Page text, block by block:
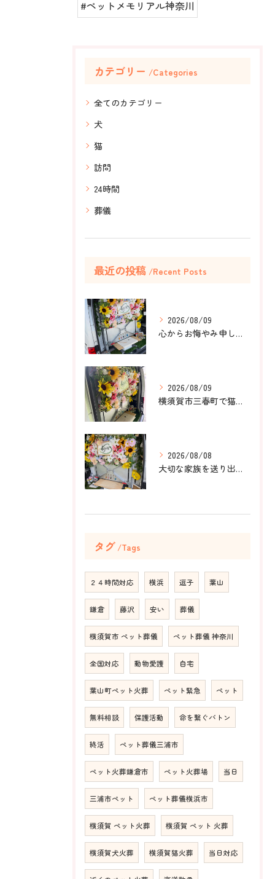
#ペットメモリアル神奈川
カテゴリー Categories
全てのカテゴリー
犬
猫
訪問
24時間
葬儀
最近の投稿 Recent Posts
2026/08/09
心からお悔やみ申し上げます。
2026/08/09
横須賀市三春町で猫ちゃんのペット葬儀、ペット火葬をお手伝いさ...
2026/08/08
大切な家族を送り出すお手伝いをしました。
タグ Tags
２４時間対応 横浜 逗子 葉山
鎌倉 藤沢 安い 葬儀
横須賀市 ペット葬儀 ペット葬儀 神奈川
全国対応 動物愛護 自宅
葉山町ペット火葬 ペット緊急 ペット
無料相談 保護活動 命を繋ぐバトン
終活 ペット葬儀三浦市
ペット火葬鎌倉市 ペット火葬場 当日
三浦市ペット ペット葬儀横浜市
横須賀 ペット火葬 横須賀 ペット 火葬
横須賀犬火葬 横須賀猫火葬 当日対応